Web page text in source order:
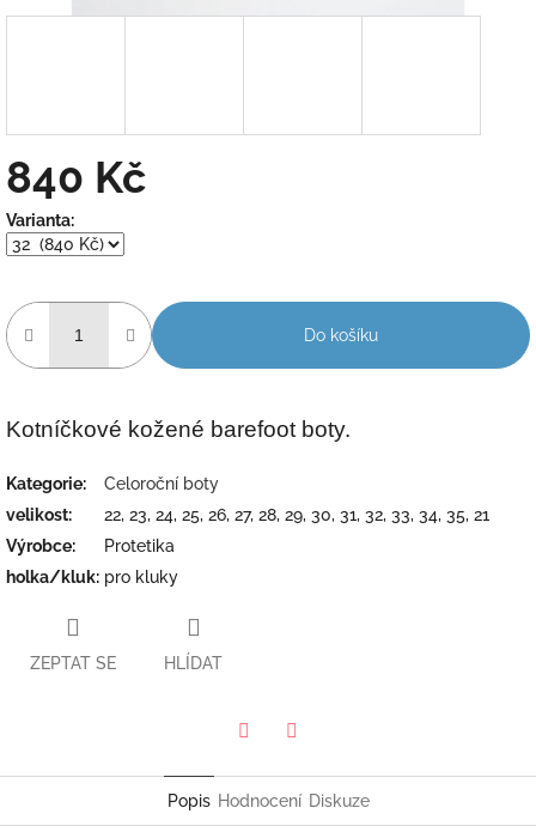
840 Kč
Měrná
cena:
Varianta:
Do košíku
Kotníčkové kožené barefoot boty.
Kategorie:
Celoroční boty
velikost:
22, 23, 24, 25, 26, 27, 28, 29, 30, 31, 32, 33, 34, 35, 21
Výrobce:
Protetika
holka/kluk: pro kluky
ZEPTAT SE HLÍDAT
Popis Hodnocení Diskuze